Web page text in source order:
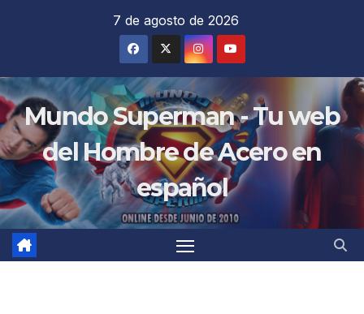
7 de agosto de 2026
Mundo Superman - Tu web
del Hombre de Acero en
español